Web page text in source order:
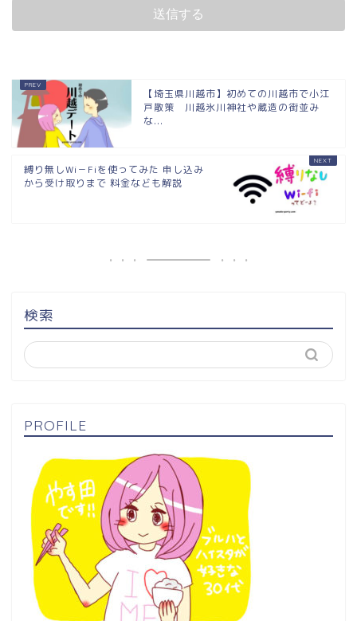
【埼玉県川越市】初めての川越市で小江
戸散策 川越氷川神社や蔵造の街並み
な...
縛り無しWi－Fiを使ってみた 申し込み
から受け取りまで 料金なども解説
検索
PROFILE